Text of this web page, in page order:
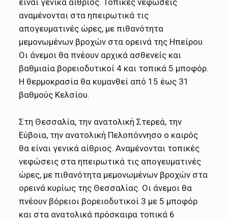
αναμένονται στα ηπειρωτικά τις
απογευματινές ώρες, με πιθανότητα
μεμονωμένων βροχών στα ορεινά της Ηπείρου.
Οι άνεμοι θα πνέουν αρχικά ασθενείς και
βαθμιαία βορειοδυτικοί 4 και τοπικά 5 μποφόρ.
Η θερμοκρασία θα κυμανθεί από 15 έως 31
βαθμούς Κελσίου.
Στη Θεσσαλία, την ανατολική Στερεά, την
Εύβοια, την ανατολική Πελοπόννησο ο καιρός
θα είναι γενικά αίθριος. Αναμένονται τοπικές
νεφώσεις στα ηπειρωτικά τις απογευματινές
ώρες, με πιθανότητα μεμονωμένων βροχών στα
ορεινά κυρίως της Θεσσαλίας. Οι άνεμοι θα
πνέουν βόρειοι βορειοδυτικοί 3 με 5 μποφόρ
και στα ανατολικά πρόσκαιρα τοπικά 6